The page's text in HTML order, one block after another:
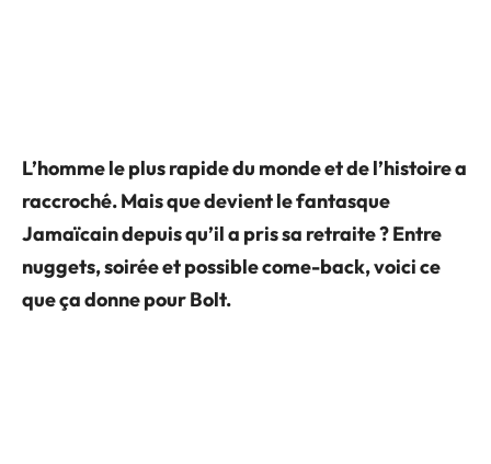
L’homme le plus rapide du monde et de l’histoire a
raccroché. Mais que devient le fantasque
Jamaïcain depuis qu’il a pris sa retraite ? Entre
nuggets, soirée et possible come-back, voici ce
que ça donne pour Bolt.